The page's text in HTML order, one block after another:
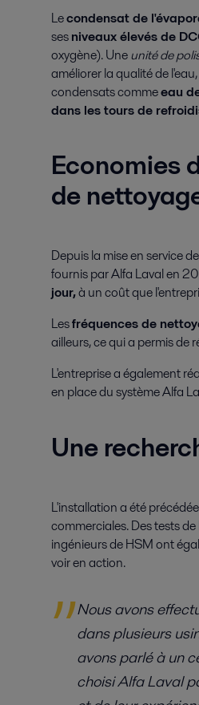
Lecondensat de
sesniveaux élevés de
oxygène). Uneunité de
améliorer la qualité de
condensats commeeau
dans les tours de
Economies
de
Depuis la mise en service
fournis par Alfa Laval en
jour,à un coût que
Lesfréquences de
ailleurs, ce qui a permis de
L'entreprise a également
en place du système Alfa
Une
L'installation a été
commerciales. Des tests
ingénieurs de HSM ont
voir en action.
Nous avons
dans plusieurs
avons parlé à un
choisi Alfa Laval